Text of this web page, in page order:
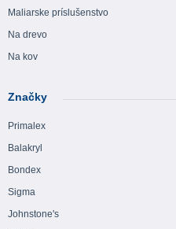
Maliarske príslušenstvo
Na drevo
Na kov
Značky
Primalex
Balakryl
Bondex
Sigma
Johnstone's